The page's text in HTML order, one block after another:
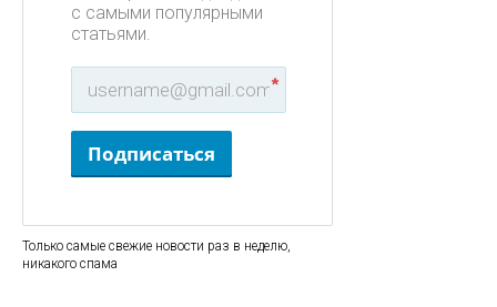
с самыми популярными
статьями.
*
Подписаться
Только самые свежие новости раз в неделю,
никакого спама